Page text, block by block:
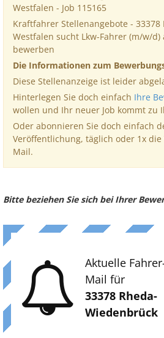
Westfalen - Job 115165
Kraftfahrer Stellenangebote - 33378
Westfalen sucht Lkw-Fahrer (m/w/
bewerben
Die Informationen zum
Diese Stellenanzeige ist leider
Hinterlegen Sie doch einfach Ihre
wollen und Ihr neuer Job kommt zu
Oder abonnieren Sie doch einfach
Veröffentlichung, täglich oder 1x die
Mail.
Bitte beziehen Sie sich bei Ihrer
Aktuelle
Mail für
33378 Rheda-
Wiedenbrück